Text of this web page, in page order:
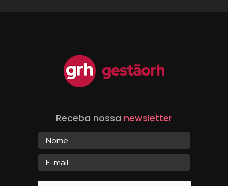
Receba nossa newsletter